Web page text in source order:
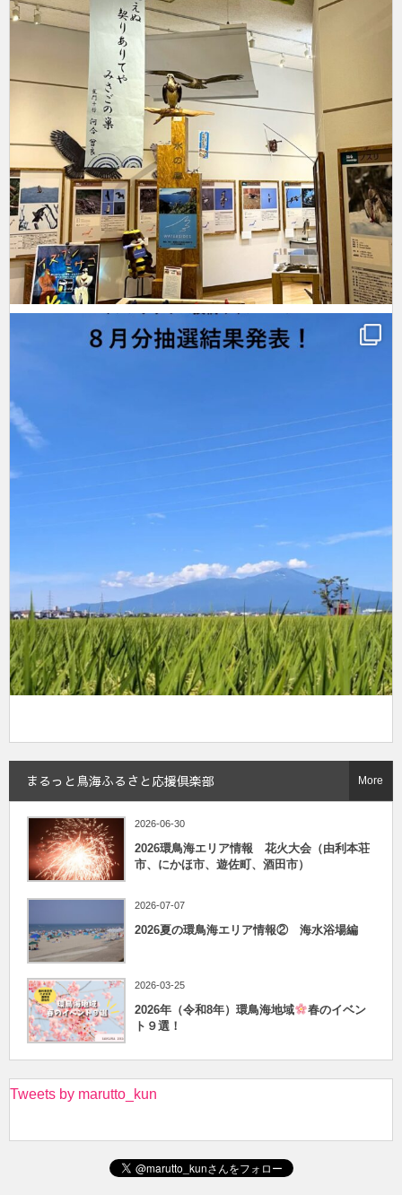
まるっと鳥海ふるさと応援倶楽部
2026-06-30
2026環鳥海エリア情報 花火大会（由利本荘
市、にかほ市、遊佐町、酒田市）
2026-07-07
2026夏の環鳥海エリア情報② 海水浴場編
2026-03-25
2026年（令和8年）環鳥海地域
春のイベン
ト９選！
More
Tweets by marutto_kun